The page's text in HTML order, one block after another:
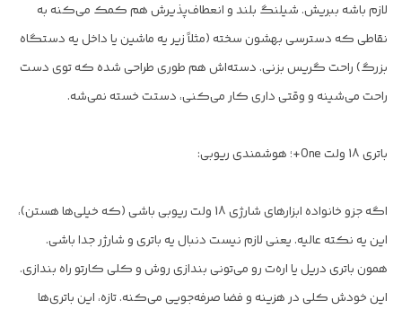
لازم باشه ببریش. شیلنگ بلند و انعطاف‌پذیرش هم کمک می‌کنه به
نقاطی که دسترسی بهشون سخته (مثلاً زیر یه ماشین یا داخل یه دستگاه
بزرگ) راحت گریس بزنی. دسته‌اش هم طوری طراحی شده که توی دست
راحت می‌شینه و وقتی داری کار می‌کنی، دستت خسته نمی‌شه.
باتری 18 ولت One+؛ هوشمندی ریوبی:
اگه جزو خانواده ابزارهای شارژی 18 ولت ریوبی باشی (که خیلی‌ها هستن)،
این یه نکته عالیه. یعنی لازم نیست دنبال یه باتری و شارژر جدا باشی.
همون باتری دریل یا اره‌ت رو می‌تونی بندازی روش و کلی کارتو راه بندازی.
این خودش کلی در هزینه و فضا صرفه‌جویی می‌کنه. تازه، این باتری‌ها